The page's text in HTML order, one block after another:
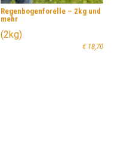
Regenbogenforelle – 2kg und
mehr
(2kg)
€18,70